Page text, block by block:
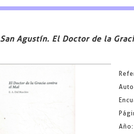
San Agustín. El Doctor de la
Año: